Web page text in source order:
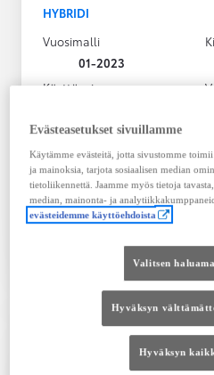
HYBRIDI
Vuosimalli
01-2023
Käyttövoima
Näytä
38 900,00 €
495,30 € / kk
Tutustu autoon
Vertaile
Evästeasetukset sivuillamme
Käytämme evästeitä, jotta sivustomme
ja mainoksia, tarjota sosiaalisen median
tietoliikennettä. Jaamme myös tietoja
median, mainonta- ja
evästeidemme käyttöehdoista
Valitsen
Hyväksyn
Hyväksyn